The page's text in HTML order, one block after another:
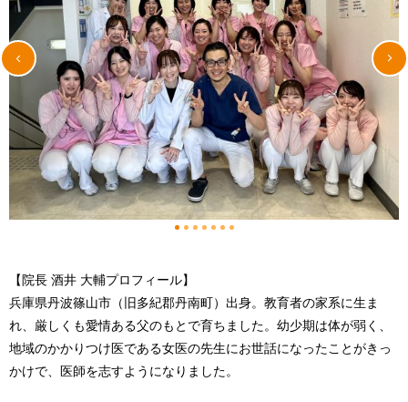
1234567
【院長 酒井 大輔プロフィール】
兵庫県丹波篠山市（旧多紀郡丹南町）出身。教育者の家系に生ま
れ、厳しくも愛情ある父のもとで育ちました。幼少期は体が弱く、
地域のかかりつけ医である女医の先生にお世話になったことがきっ
かけで、医師を志すようになりました。